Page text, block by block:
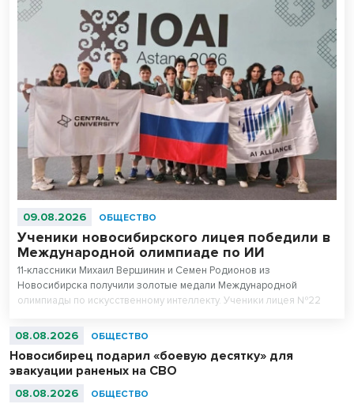
09.08.2026 ОБЩЕСТВО
Ученики новосибирского лицея победили в
Международной олимпиаде по ИИ
11-классники Михаил Вершинин и Семен Родионов из
Новосибирска получили золотые медали Международной
олимпиады по искусственному интеллекту. Ученики лицея №22
абсолютными чемпионами соревнований.
08.08.2026 ОБЩЕСТВО
Новосибирец подарил «боевую десятку» для
эвакуации раненых на СВО
08.08.2026 ОБЩЕСТВО